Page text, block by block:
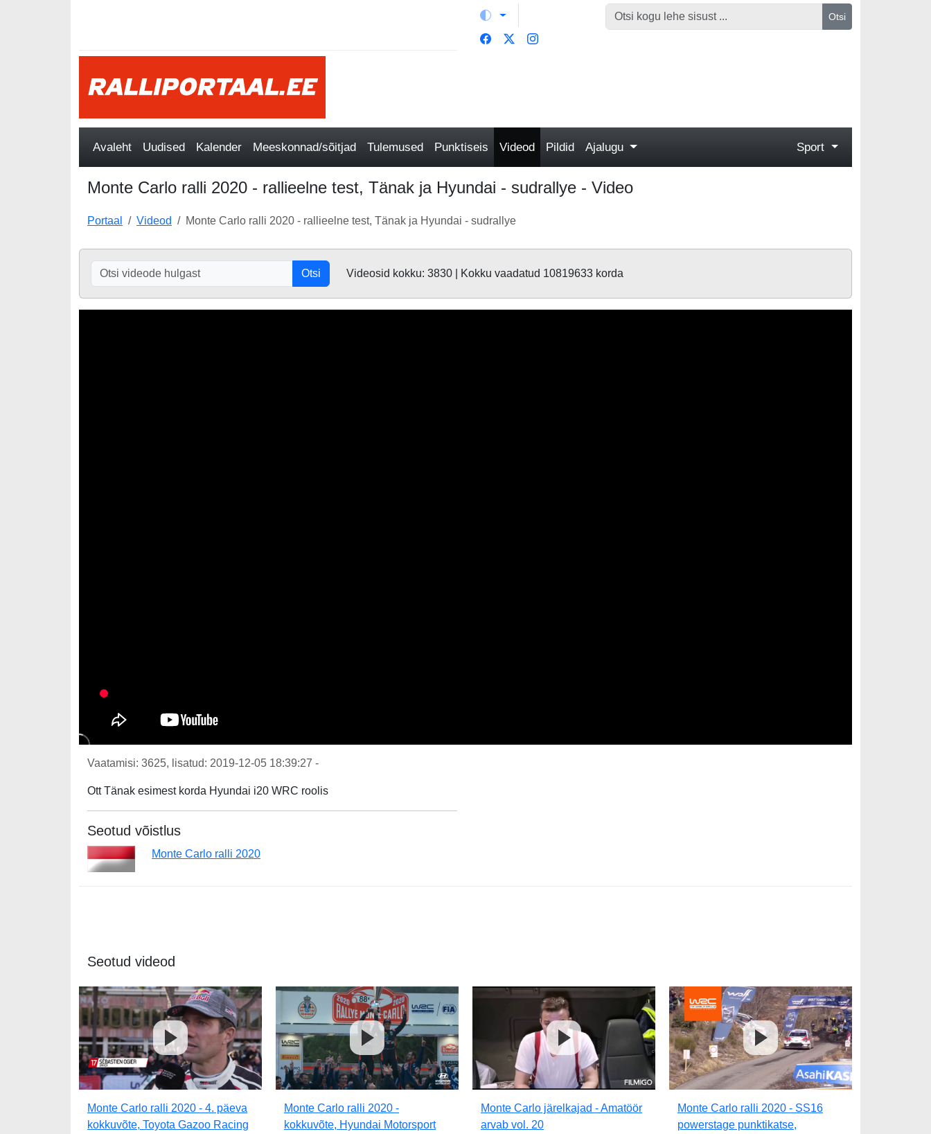
Otsi
Avaleht Uudised Kalender Meeskonnad/sõitjad Tulemused Punktiseis Videod Pildid Ajalugu Sport
Monte Carlo ralli 2020 - rallieelne test, Tänak ja Hyundai - sudrallye - Video
Portaal Videod Monte Carlo ralli 2020 - rallieelne test, Tänak ja Hyundai - sudrallye
Otsi Videosid kokku: 3830 | Kokku vaadatud 10819633 korda
Vaatamisi: 3625, lisatud: 2019-12-05 18:39:27 -
Ott Tänak esimest korda Hyundai i20 WRC roolis
Seotud võistlus
Monte Carlo ralli 2020
Seotud videod
Monte Carlo ralli 2020 - 4. päeva
kokkuvõte, Toyota Gazoo Racing
Monte Carlo ralli 2020 -
kokkuvõte, Hyundai Motorsport
Monte Carlo järelkajad - Amatöör
arvab vol. 20
Monte Carlo ralli 2020 - SS16
powerstage punktikatse,